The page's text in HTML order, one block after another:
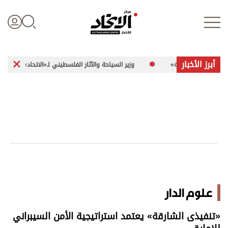
علوم الدار
اقتصاد
أبرز الأخبار وزير السياحة والآثار الفلسطيني لـ«الاتحاد»: 260 موقعاً أثرياً في غزة تعرضت للضرر
علوم الدار
«تنفيذى الشارقة» يعتمد استراتيجية الأمن السيبراني